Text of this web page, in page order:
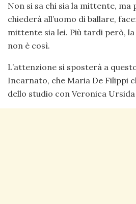
Non si sa chi sia la mittente, ma
chiederà all’uomo di ballare,
mittente sia lei. Più tardi però,
non è così.
L’attenzione si sposterà a
Incarnato, che Maria De Filippi
dello studio con Veronica Ursida